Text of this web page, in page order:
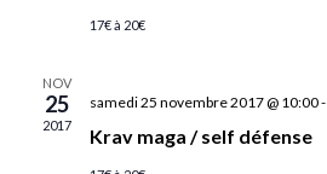
17€ à 20€
NOV
25
2017
samedi 25 novembre 2017 @ 10:00-
Krav maga / self défense